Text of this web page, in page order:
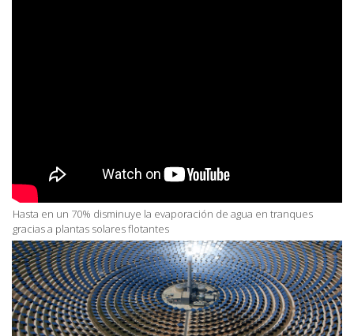
Hasta en un 70% disminuye la evaporación de agua en tranques
gracias a plantas solares flotantes